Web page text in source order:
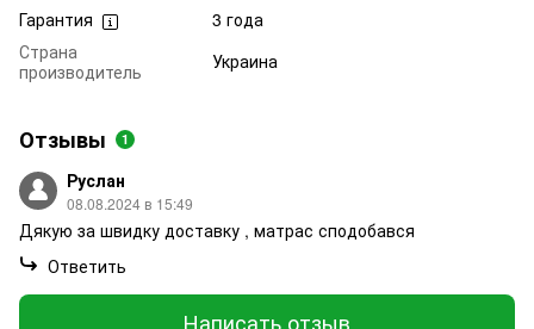
Гарантия
3 года
Страна
производитель
Украина
Отзывы 1
Руслан
08.08.2024 в 15:49
Дякую за швидку доставку , матрас сподобався
Ответить
Написать отзыв